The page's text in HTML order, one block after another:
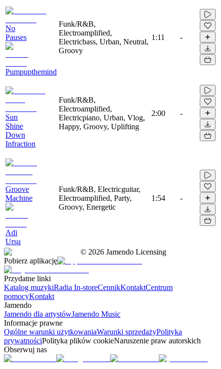
No
Pauses
Pumpupthemind
Funk/R&B,
Electroamplified,
Electricbass, Urban, Neutral,
Groovy
1:11 -
Sun
Shine
Down
Infraction
Funk/R&B,
Electroamplified,
Electricpiano, Urban, Vlog,
Happy, Groovy, Uplifting
2:00 -
Groove
Machine
Adi
Ursu
Funk/R&B, Electricguitar,
Electroamplified, Party,
Groovy, Energetic
1:54 -
© 2026 Jamendo Licensing
Pobierz aplikację
Przydatne linki
Katalog muzykiRadia In-storeCennikKontaktCentrum
pomocyKontakt
Jamendo
Jamendo dla artystówJamendo Music
Informacje prawne
Ogólne warunki użytkowaniaWarunki sprzedażyPolityka
prywatnościPolityka plików cookieNaruszenie praw autorskich
Obserwuj nas